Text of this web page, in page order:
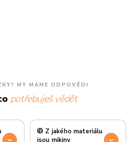
MY MÁME ODPOVĚDI
potřebuješ vědět
🧥 Z jakého materiálu
jsou mikiny